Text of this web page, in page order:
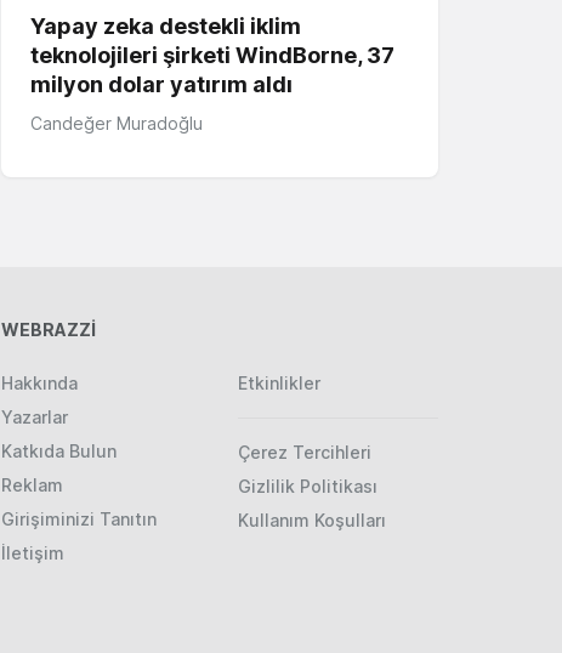
Yapay zeka destekli iklim
teknolojileri şirketi WindBorne, 37
milyon dolar yatırım aldı
Candeğer Muradoğlu
WEBRAZZİ
Hakkında
Yazarlar
Katkıda Bulun
Reklam
Girişiminizi Tanıtın
İletişim
Etkinlikler
Çerez Tercihleri
Gizlilik Politikası
Kullanım Koşulları